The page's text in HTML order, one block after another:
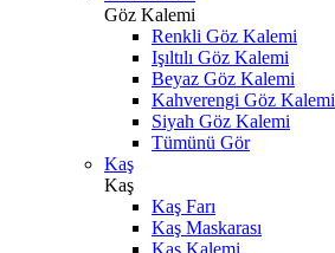
Göz Kalemi
Renkli Göz Kalemi
Işıltılı Göz Kalemi
Beyaz Göz Kalemi
Kahverengi Göz Kalemi
Siyah Göz Kalemi
Tümünü Gör
Kaş
Kaş
Kaş Farı
Kaş Maskarası
Kaş Kalemi